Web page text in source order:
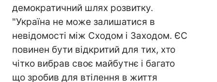
демократичний шлях розвитку.
"Україна не може залишатися в
невідомості між Сходом і Заходом. ЄС
повинен бути відкритий для тих, хто
чітко вибрав своє майбутнє і багато
що зробив для втілення в життя